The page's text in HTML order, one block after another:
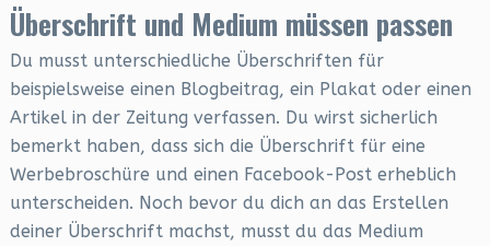
Überschrift und Medium müssen passen
Du musst unterschiedliche Überschriften für
beispielsweise einen Blogbeitrag, ein Plakat oder einen
Artikel in der Zeitung verfassen. Du wirst sicherlich
bemerkt haben, dass sich die Überschrift für eine
Werbebroschüre und einen Facebook-Post erheblich
unterscheiden. Noch bevor du dich an das Erstellen
deiner Überschrift machst, musst du das Medium